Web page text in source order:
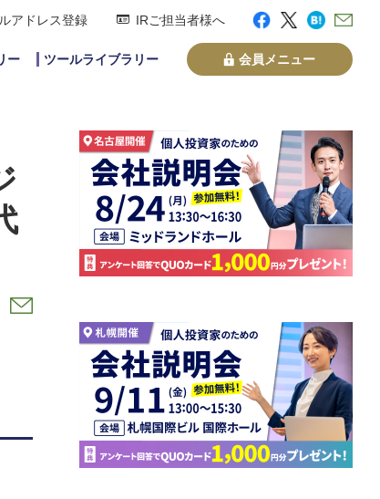
アドレス登録 IRご担当者様へ
ー ツールライブラリー 会員メニュー